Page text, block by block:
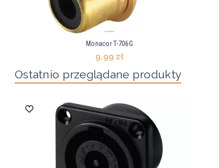
Monacor T-706G
9,99 zł
Ostatnio przeglądane produkty